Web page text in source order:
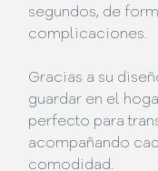
segundos, de
complicaciones.
Gracias a su
guardar en el
perfecto para
acompañando
comodidad.